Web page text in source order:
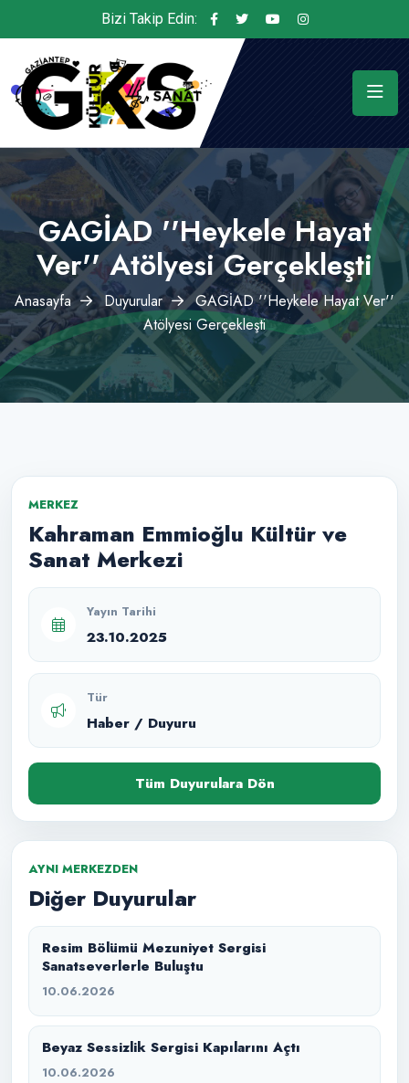
Bizi Takip Edin:
GAGİAD ''Heykele Hayat
Ver'' Atölyesi Gerçekleşti
Anasayfa Duyurular
GAGİAD ''Heykele Hayat Ver''
Atölyesi Gerçekleşti
MERKEZ
Kahraman Emmioğlu Kültür ve
Sanat Merkezi
Yayın Tarihi
23.10.2025
Tür
Haber / Duyuru
Tüm Duyurulara Dön
AYNI MERKEZDEN
Diğer Duyurular
Resim Bölümü Mezuniyet Sergisi
Sanatseverlerle Buluştu
10.06.2026
Beyaz Sessizlik Sergisi Kapılarını Açtı
10.06.2026